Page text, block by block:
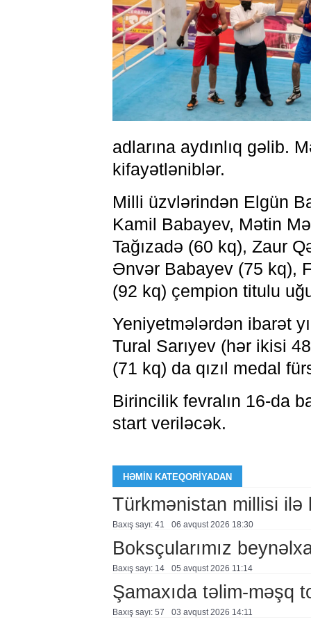
adlarına aydınlıq gəlib.
kifayətləniblər.
Milli üzvlərindən Elgün
Kamil Babayev, Mətin
Tağızadə (60 kq), Zaur
Ənvər Babayev (75 kq),
(92 kq) çempion titulu
Yeniyetmələrdən ibarət
Tural Sarıyev (hər ikisi
(71 kq) da qızıl medal
Birincilik fevralın 16-da
start veriləcək.
HƏMIN KATEQORIYADAN
Türkmənistan millisi ilə
Baxış sayı: 41 06 avqust 2026 18:30
Boksçularımız
Baxış sayı: 14 05 avqust 2026 11:14
Şamaxıda təlim-məşq
Baxış sayı: 57 03 avqust 2026 14:11